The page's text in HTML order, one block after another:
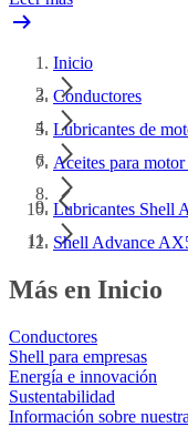
Inicio
Conductores
Lubricantes de
Aceites para
Lubricantes Shell
Shell Advance
Más en Inicio
Conductores
Shell para empresas
Energía e innovación
Sustentabilidad
Información sobre